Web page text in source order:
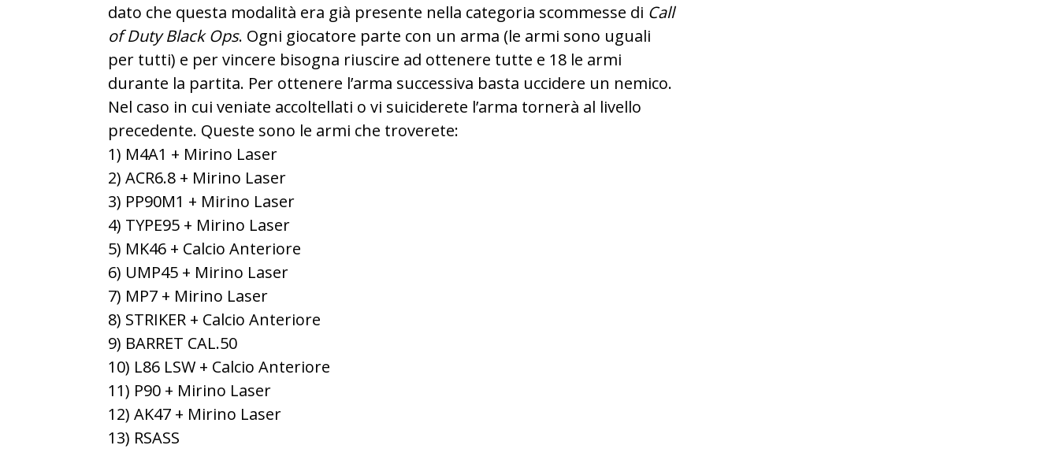
dato che questa modalità era già presente nella categoria scommesse di Call
of Duty Black Ops. Ogni giocatore parte con un arma (le armi sono uguali
per tutti) e per vincere bisogna riuscire ad ottenere tutte e 18 le armi
durante la partita. Per ottenere l’arma successiva basta uccidere un nemico.
Nel caso in cui veniate accoltellati o vi suiciderete l’arma tornerà al livello
precedente. Queste sono le armi che troverete:
1) M4A1 + Mirino Laser
2) ACR6.8 + Mirino Laser
3) PP90M1 + Mirino Laser
4) TYPE95 + Mirino Laser
5) MK46 + Calcio Anteriore
6) UMP45 + Mirino Laser
7) MP7 + Mirino Laser
8) STRIKER + Calcio Anteriore
9) BARRET CAL.50
10) L86 LSW + Calcio Anteriore
11) P90 + Mirino Laser
12) AK47 + Mirino Laser
13) RSASS